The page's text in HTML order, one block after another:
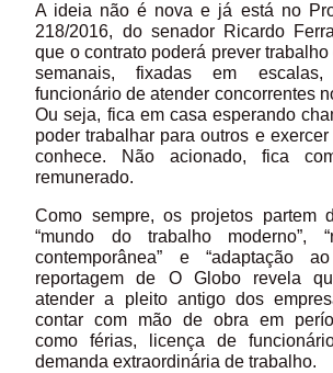
A ideia não é nova e já está no
218/2016, do senador Ricardo
que o contrato poderá prever
semanais, fixadas em
funcionário de atender concorrentes
Ou seja, fica em casa esperando
poder trabalhar para outros e
conhece. Não acionado, fica
remunerado.
Como sempre, os projetos partem
“mundo do trabalho moderno”,
contemporânea” e “adaptação
reportagem de O Globo revela
atender a pleito antigo dos
contar com mão de obra em
como férias, licença de
demanda extraordinária de trabalho.